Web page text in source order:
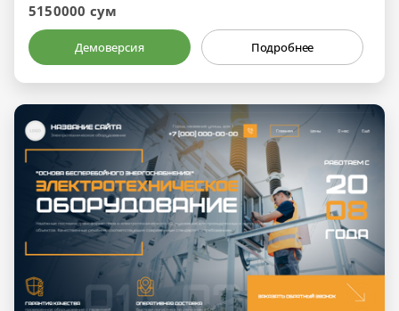
5150000 сум
Демоверсия Подробнее